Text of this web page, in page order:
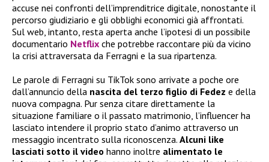
accuse nei confronti dell’imprenditrice digitale, nonostante il
percorso giudiziario e gli obblighi economici già affrontati.
Sul web, intanto, resta aperta anche l’ipotesi di un possibile
documentario Netflix che potrebbe raccontare più da vicino
la crisi attraversata da Ferragni e la sua ripartenza.
Le parole di Ferragni su TikTok sono arrivate a poche ore
dall’annuncio della nascita del terzo figlio di Fedez e della
nuova compagna. Pur senza citare direttamente la
situazione familiare o il passato matrimonio, l’influencer ha
lasciato intendere il proprio stato d’animo attraverso un
messaggio incentrato sulla riconoscenza. Alcuni like
lasciati sotto il video hanno inoltre alimentato le